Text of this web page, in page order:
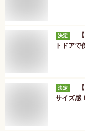
決定
トドアで
決定
サイズ感